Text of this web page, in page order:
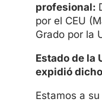
profesional:
por el CEU
Grado por la
Estado de la
expidió
Estamos a